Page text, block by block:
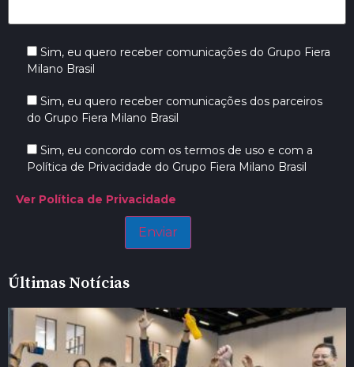
Sim, eu quero receber comunicações do Grupo Fiera
Milano Brasil
Sim, eu quero receber comunicações dos parceiros
do Grupo Fiera Milano Brasil
Sim, eu concordo com os termos de uso e com a
Política de Privacidade do Grupo Fiera Milano Brasil
Ver Política de Privacidade
Últimas Notícias